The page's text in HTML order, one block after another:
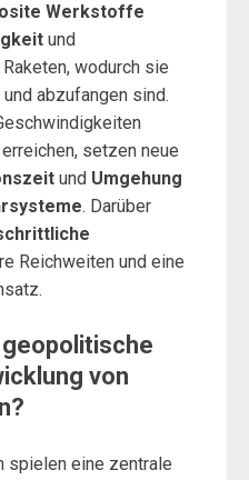
Werkstoffe
und
wodurch sie
abzufangen sind.
setzen neue
und Umgehung
. Darüber
Reichweiten und eine
von
spielen eine zentrale